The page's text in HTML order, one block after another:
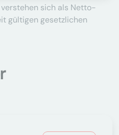
sich als Netto-
gültigen gesetzlichen